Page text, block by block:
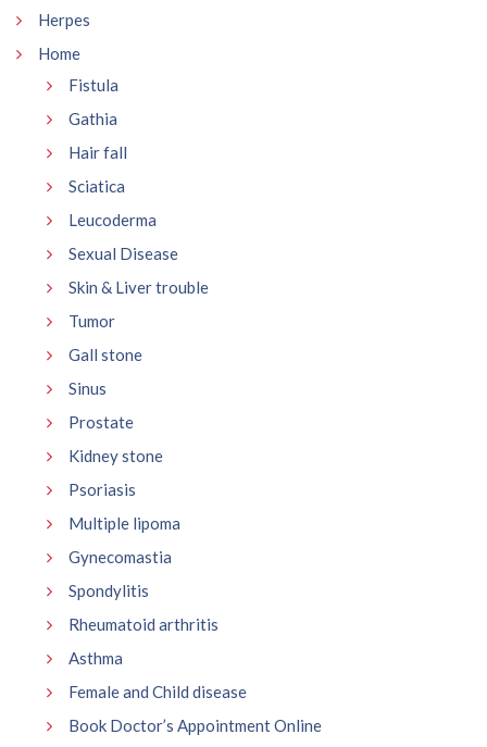
Herpes
Home
Fistula
Gathia
Hair fall
Sciatica
Leucoderma
Sexual Disease
Skin & Liver trouble
Tumor
Gall stone
Sinus
Prostate
Kidney stone
Psoriasis
Multiple lipoma
Gynecomastia
Spondylitis
Rheumatoid arthritis
Asthma
Female and Child disease
Book Doctor’s Appointment Online